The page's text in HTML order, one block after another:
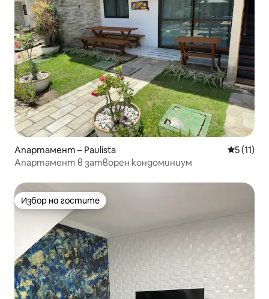
Апартамент – Paulista Средна
5 (11)
Апартамент в затворен кондоминиум
Избор на гостите
Избор на гостите